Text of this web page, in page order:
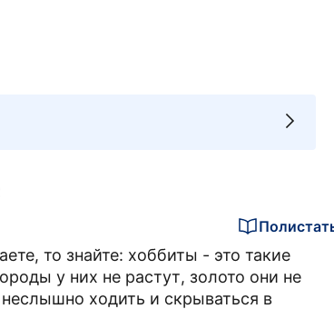
то знайте: хоббиты - это такие
у них не растут, золото они не
ходить и скрываться в